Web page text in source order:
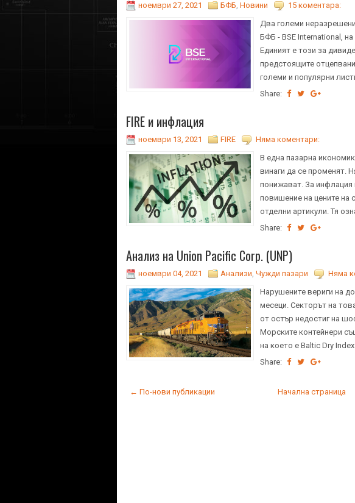
ноември 27, 2021 БФБ, Новини
15 коментара:
Два големи
БФБ - BSE International,
Единият е този за
предстоящите
големи и популярни
Share:
FIRE и инфлация
ноември 13, 2021 FIRE
Няма коментари:
В една пазарна
винаги да се променят.
понижават. За
повишение на цените на
отделни артикули. Тя
Share:
Анализ на Union Pacific Corp. (UNP)
ноември 04, 2021 Анализи, Чужди пазари
Няма
Нарушените вериги на
месеци. Секторът на
от остър недостиг на
Морските контейнери
на което е Baltic Dry
Share:
← По-нови публикации Начална страница